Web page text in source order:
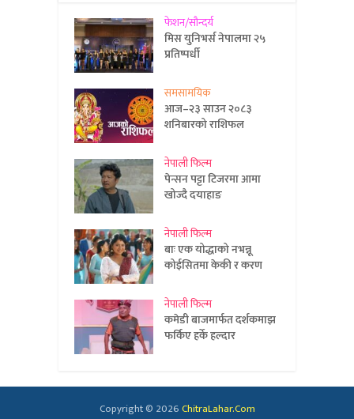
फेशन/सौन्दर्य
मिस युनिभर्स नेपालमा २५
प्रतिष्पर्धी
समसामयिक
आज–२३ साउन २०८३
शनिबारको राशिफल
नेपाली फिल्म
पेन्सन पट्टा टिजरमा आमा
खोज्दै दयाहाङ
नेपाली फिल्म
बाः एक योद्धाको नभन्नू
कोईसितमा केकी र करण
नेपाली फिल्म
कमेडी बाजमार्फत दर्शकमाझ
फर्किए हर्के हल्दार
Copyright © 2026ChitraLahar.Com